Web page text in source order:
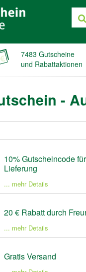
7483 Gutscheine
und Rabattaktionen
-
10% Gutscheincode
Lieferung
... mehr Details
20 € Rabatt durch
... mehr Details
Gratis Versand